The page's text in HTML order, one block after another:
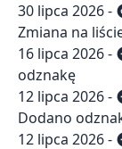
30 lipca 2026 -
Zmiana na
16 lipca 2026 -
odznakę
12 lipca 2026 -
Dodano
12 lipca 2026 -